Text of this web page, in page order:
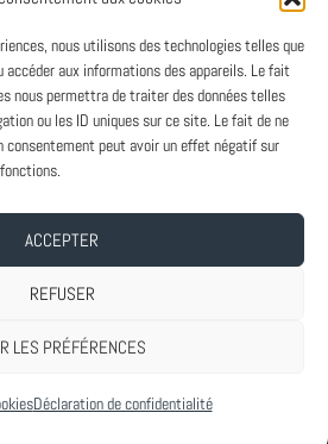
nous utilisons des technologies telles que
aux informations des appareils. Le fait
nous permettra de traiter des données telles
ou les ID uniques sur ce site. Le fait de ne
consentement peut avoir un effet négatif sur
ACCEPTER
REFUSER
LES PRÉFÉRENCES
Déclaration de confidentialité
I X I Threads I YouTube I TikTok I
Instagram I Linkedin
PARTENAIRES
devenir Partenaire d'Art de Vivre à la
n'hésitez pas à nous contacter.
NEWSLETTER-MENTIONS LEGALES